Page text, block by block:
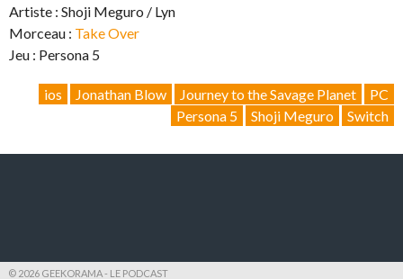
Artiste : Shoji Meguro / Lyn
Morceau : Take Over
Jeu : Persona 5
ios Jonathan Blow Journey to the Savage Planet
PC
Persona 5
Shoji Meguro Switch
© 2026 GEEKORAMA - LE PODCAST